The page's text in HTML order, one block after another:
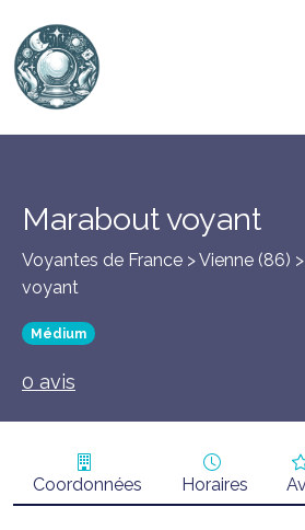
Marabout voyant
Voyantes de France > Vienne (86) >
voyant
Médium
0 avis
Coordonnées Horaires